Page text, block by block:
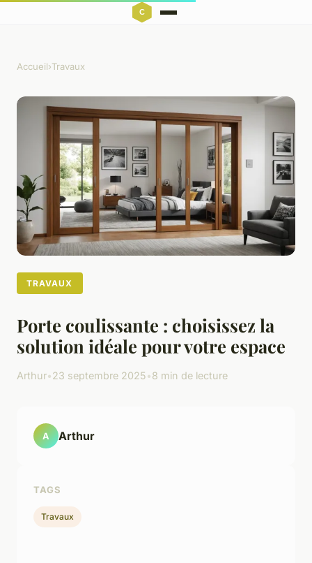
Accueil›Travaux
TRAVAUX
Porte coulissante : choisissez la
solution idéale pour votre espace
Arthur•23 septembre 2025•8 min de lecture
A Arthur
TAGS
Travaux